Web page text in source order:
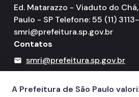
Ed. Matarazzo - Viaduto do Chá,
Paulo - SP Telefone: 55 (11)
smri@prefeitura.sp.gov.br
Contatos
mail smri@prefeitura.sp.gov.br
156
A Prefeitura de São Paulo